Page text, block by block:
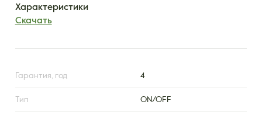
Характеристики
Скачать
Гарантия, год 4
Тип ON/OFF